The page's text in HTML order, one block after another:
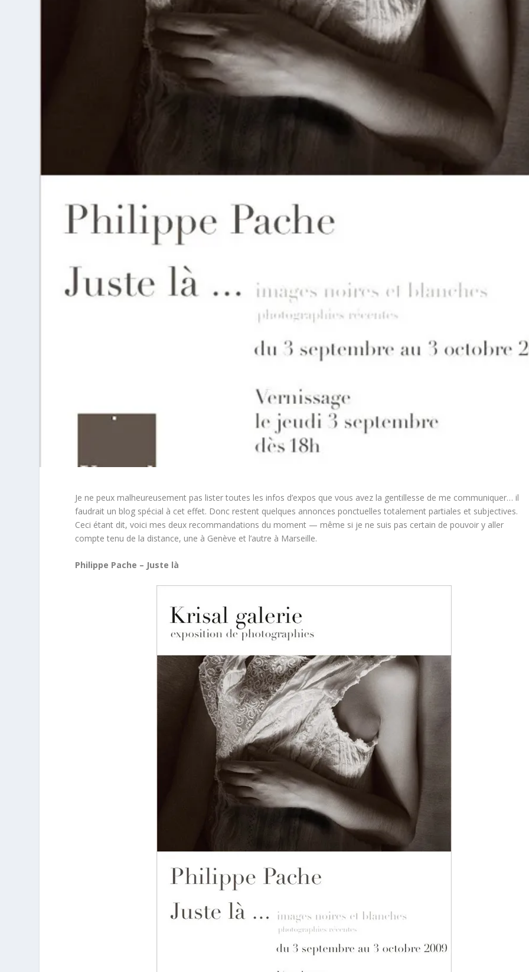
Je ne peux malheureusement pas lister toutes les infos d’expos que vous avez la gentillesse de me communiquer… il
faudrait un blog spécial à cet effet. Donc restent quelques annonces ponctuelles totalement partiales et subjectives.
Ceci étant dit, voici mes deux recommandations du moment — même si je ne suis pas certain de pouvoir y aller
compte tenu de la distance, une à Genève et l’autre à Marseille.
Philippe Pache – Juste là